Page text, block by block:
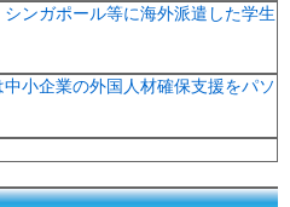
ンガポール等に海外派遣した学生
小企業の外国人材確保支援をパソ